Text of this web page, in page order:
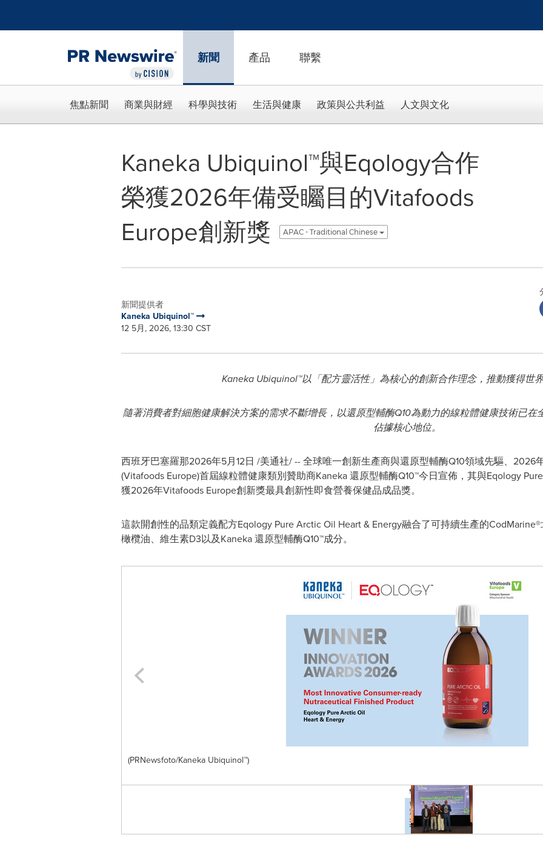
新聞 產品 聯繫
焦點新聞 商業與財經 科學與技術 生活與健康 政策與公共利益 人文與文化
Kaneka Ubiquinol™與Eqology合作
榮獲2026年備受矚目的Vitafoods
Europe創新獎
APAC - Traditional Chinese
新聞提供者
Kaneka Ubiquinol™
12 5月, 2026, 13:30 CST
Kaneka Ubiquinol™以「配方靈活性」為核心的創新合作理念，推動獲得世
隨著消費者對細胞健康解決方案的需求不斷增長，以還原型輔酶Q10為動力的線粒體健康技術已在
佔據核心地位。
西班牙巴塞羅那2026年5月12日 /美通社/ -- 全球唯一創新生產商與還原型輔酶Q10領域先驅、2026
(Vitafoods Europe)首屆線粒體健康類別贊助商Kaneka還原型輔酶Q10™今日宣佈，其與Eqology
獲2026年Vitafoods Europe創新獎最具創新性即食營養保健品成品獎。
這款開創性的品類定義配方Eqology Pure Arctic Oil Heart & Energy融合了可持續生產的
橄欖油、維生素D3以及Kaneka還原型輔酶Q10™成分。
(PRNewsfoto/Kaneka Ubiquinol™)